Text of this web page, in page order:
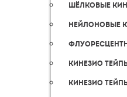
Шёлковые
Нейлоновые
Кинезио
Кинезио